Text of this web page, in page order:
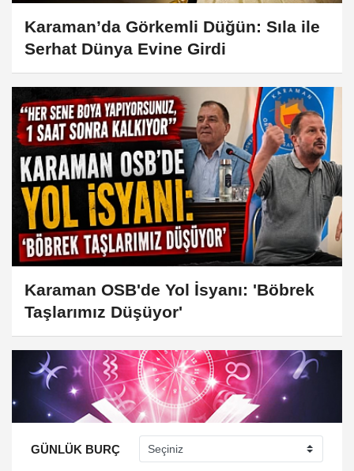
Karaman’da Görkemli Düğün: Sıla ile
Serhat Dünya Evine Girdi
Karaman OSB'de Yol İsyanı: 'Böbrek
Taşlarımız Düşüyor'
GÜNLÜK BURÇ